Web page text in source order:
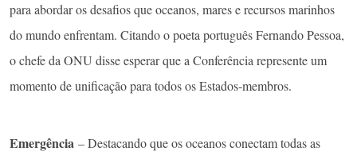
para abordar os desafios que oceanos, mares e recursos marinhos
do mundo enfrentam. Citando o poeta português Fernando Pessoa,
o chefe da ONU disse esperar que a Conferência represente um
momento de unificação para todos os Estados-membros.
Emergência – Destacando que os oceanos conectam todas as